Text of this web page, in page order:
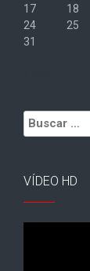
17
18
24
25
31
Buscar:
VÍDEO HD